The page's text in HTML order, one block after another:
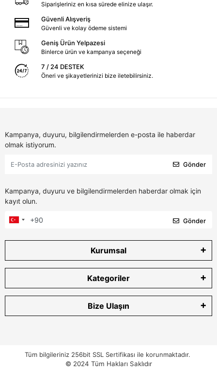
Siparişleriniz en kısa sürede elinize ulaşır.
Güvenli Alışveriş
Güvenli ve kolay ödeme sistemi
Geniş Ürün Yelpazesi
Binlerce ürün ve kampanya seçeneği
7 / 24 DESTEK
Öneri ve şikayetlerinizi bize iletebilirsiniz.
Kampanya, duyuru, bilgilendirmelerden e-posta ile haberdar
olmak istiyorum.
Gönder
Kampanya, duyuru ve bilgilendirmelerden haberdar olmak için
kayıt olun.
Gönder
Kurumsal
Kategoriler
Bize Ulaşın
Tüm bilgileriniz 256bit SSL Sertifikası ile korunmaktadır.
© 2024 Tüm Hakları Saklıdır